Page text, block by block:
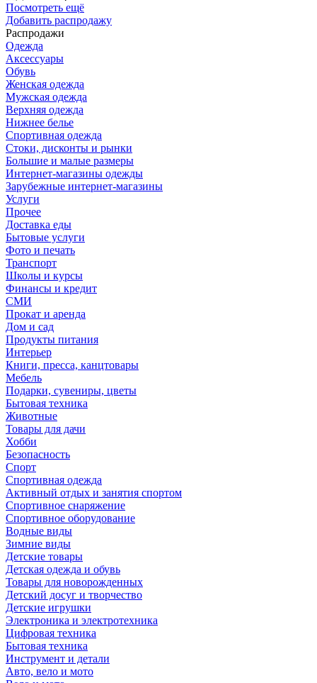
Посмотреть ещё
Добавить распродажу
Распродажи
Одежда
Аксессуары
Обувь
Женская одежда
Мужская одежда
Верхняя одежда
Нижнее белье
Спортивная одежда
Стоки, дисконты и рынки
Большие и малые размеры
Интернет-магазины одежды
Зарубежные интернет-магазины
Услуги
Прочее
Доставка еды
Бытовые услуги
Фото и печать
Транспорт
Школы и курсы
Финансы и кредит
СМИ
Прокат и аренда
Дом и сад
Продукты питания
Интерьер
Книги, пресса, канцтовары
Мебель
Подарки, сувениры, цветы
Бытовая техника
Животные
Товары для дачи
Хобби
Безопасность
Спорт
Спортивная одежда
Активный отдых и занятия спортом
Спортивное снаряжение
Спортивное оборудование
Водные виды
Зимние виды
Детские товары
Детская одежда и обувь
Товары для новорожденных
Детский досуг и творчество
Детские игрушки
Электроника и электротехника
Цифровая техника
Бытовая техника
Инструмент и детали
Авто, вело и мото